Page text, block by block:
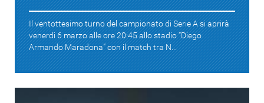
Il ventottesimo turno del campionato di Serie A si aprirà
venerdì 6 marzo alle ore 20:45 allo stadio “Diego
Armando Maradona” con il match tra N...